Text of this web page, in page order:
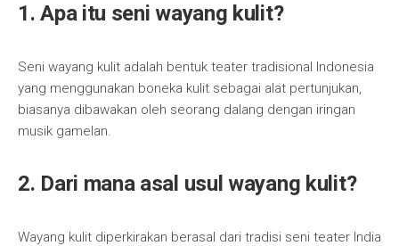
1. Apa itu seni wayang kulit?
Seni wayang kulit adalah bentuk teater tradisional Indonesia
yang menggunakan boneka kulit sebagai alat pertunjukan,
biasanya dibawakan oleh seorang dalang dengan iringan
musik gamelan.
2. Dari mana asal usul wayang kulit?
Wayang kulit diperkirakan berasal dari tradisi seni teater India